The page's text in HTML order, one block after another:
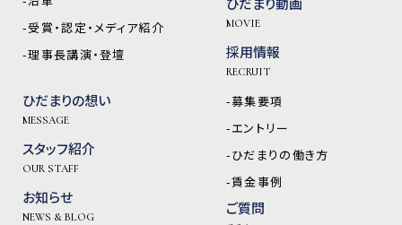
-受賞・認定・メディア紹介
-理事長講演・登壇
ひだまりの想い
MESSAGE
スタッフ紹介
OUR STAFF
お知らせ
NEWS & BLOG
MOVIE
採用情報
RECRUIT
-募集要項
-エントリー
-ひだまりの働き方
-賃金事例
ご質問